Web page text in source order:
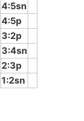
4:5sn
4:5p
3:2p
3:4sn
2:3p
1:2sn